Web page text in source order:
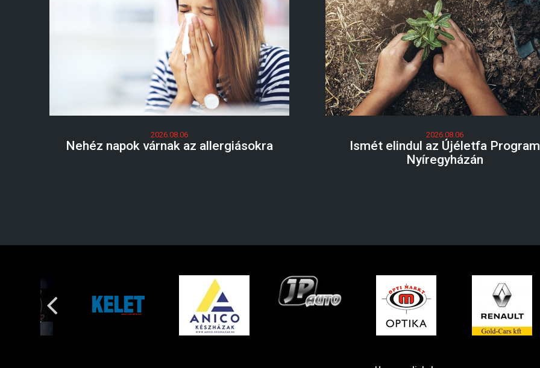
2026.08.06
Nehéz napok várnak az allergiásokra
2026.08.06
Ismét elindul az Újéletfa Program
Nyíregyházán